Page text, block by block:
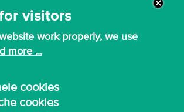
visitors
work properly, we use
more ...
cookies
cookies